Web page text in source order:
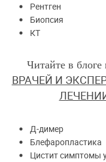
Рентген
Биопсия
КТ
Читайте в
ВРАЧЕЙ И
Д-димер
Блефаропластика
Цистит симптомы